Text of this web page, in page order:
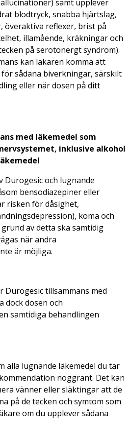
samt upplever
blodtryck, snabba hjärtslag,
reflexer, brist på
illamående, kräkningar och
på serotonergt syndrom).
kan läkaren komma att
sådana biverkningar, särskilt
eller när dosen på ditt
med läkemedel som
inklusive alkohol
Durogesic och lugnande
bensodiazepiner eller
risken för dåsighet,
koma och
av detta ska samtidig
när andra
är möjliga.
Durogesic tillsammans med
dock dosen och
samtidiga behandlingen
alla lugnande läkemedel du tar
noggrant. Det kan
vänner eller släktingar att de
på de tecken och symtom som
om du upplever sådana